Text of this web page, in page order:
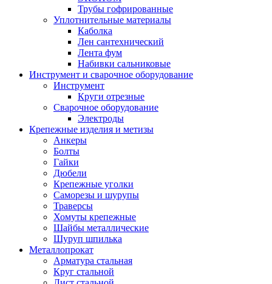
Трубы гофрированные
Уплотнительные материалы
Каболка
Лен сантехнический
Лента фум
Набивки сальниковые
Инструмент и сварочное оборудование
Инструмент
Круги отрезные
Сварочное оборудование
Электроды
Крепежные изделия и метизы
Анкеры
Болты
Гайки
Дюбели
Крепежные уголки
Саморезы и шурупы
Траверсы
Хомуты крепежные
Шайбы металлические
Шуруп шпилька
Металлопрокат
Арматура стальная
Круг стальной